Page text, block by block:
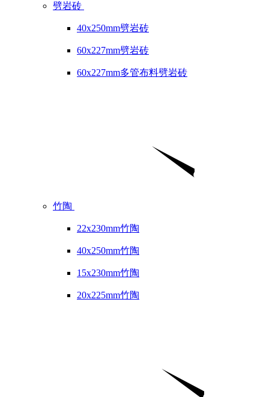
劈岩砖
40x250mm劈岩砖
60x227mm劈岩砖
60x227mm多管布料劈岩砖
竹陶
22x230mm竹陶
40x250mm竹陶
15x230mm竹陶
20x225mm竹陶